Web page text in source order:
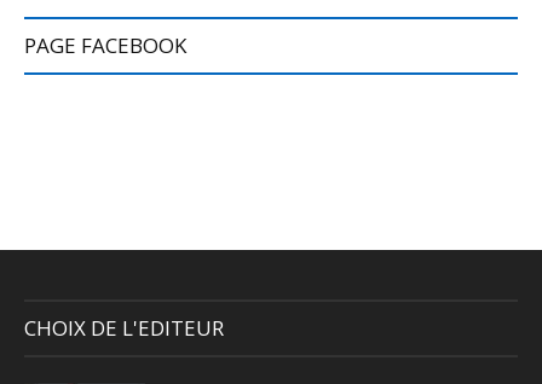
PAGE FACEBOOK
CHOIX DE L'EDITEUR